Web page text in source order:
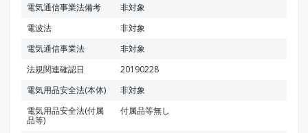
電気通信事業法備考
非対象
電波法
非対象
電気通信事業法
非対象
法規関連確認日
20190228
電気用品安全法(本体)
非対象
電気用品安全法(付属
品等)
付属品等無し